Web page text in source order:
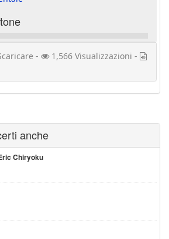
-
1,566 Visualizzazioni -
anche
Chiryoku